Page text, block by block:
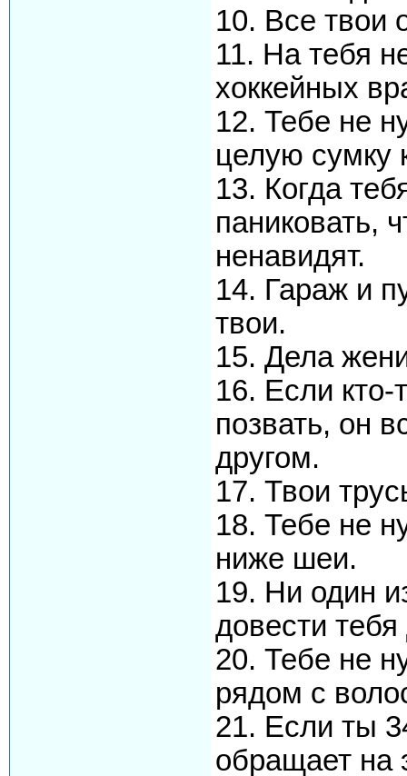
10. Все твои
11. На тебя
хоккейных
12. Тебе не
целую сумку
13. Когда
паниковать,
ненавидят.
14. Гараж и
твои.
15. Дела
16. Если кто-
позвать, он
другом.
17. Твои
18. Тебе не
ниже шеи.
19. Ни один
довести
20. Тебе не
рядом с
21. Если ты
обращает на